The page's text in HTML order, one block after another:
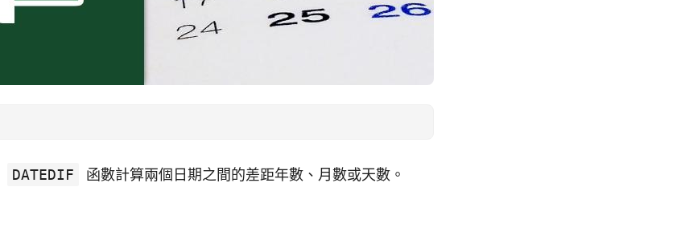
DATEDIF 函數計算兩個日期之間的差距年數、月數或天數。